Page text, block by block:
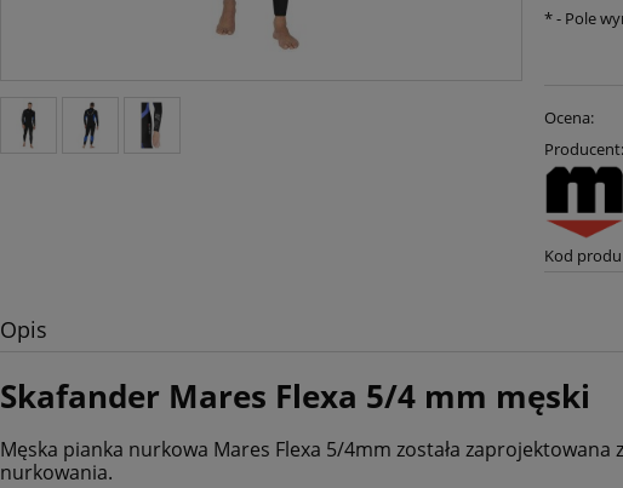
*- Pole
Ocena:
Kod
Opis
Skafander Mares Flexa 5/4 mm męski
Męska pianka nurkowa Mares Flexa 5/4mm została
nurkowania.